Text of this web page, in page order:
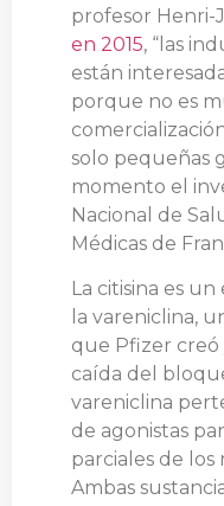
profesor Henri-
en 2015, “las
están
porque no es
solo pequeñas
momento el
Nacional de
Médicas de
La citisina es
la vareniclina,
que Pfizer creó
caída del
vareniclina
de agonistas
parciales de
Ambas